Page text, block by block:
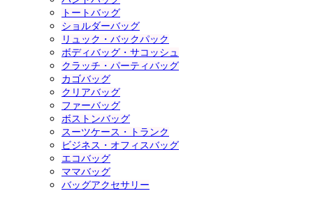
トートバッグ
ショルダーバッグ
リュック・バックパック
ボディバッグ・サコッシュ
クラッチ・パーティバッグ
カゴバッグ
クリアバッグ
ファーバッグ
ボストンバッグ
スーツケース・トランク
ビジネス・オフィスバッグ
エコバッグ
ママバッグ
バッグアクセサリー